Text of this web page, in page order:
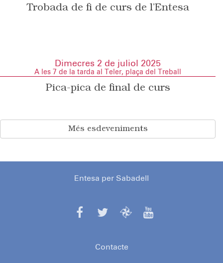
Trobada de fi de curs de l’Entesa
Dimecres 2 de juliol 2025
A les 7 de la tarda al Teler, plaça del Treball
Pica-pica de final de curs
Més esdeveniments
Entesa per Sabadell
Contacte